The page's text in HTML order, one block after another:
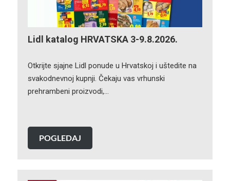
Lidl katalog HRVATSKA 3-9.8.2026.
Otkrijte sjajne Lidl ponude u Hrvatskoj i uštedite na
svakodnevnoj kupnji. Čekaju vas vrhunski
prehrambeni proizvodi,…
POGLEDAJ